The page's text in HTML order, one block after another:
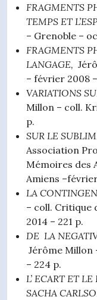
FRAGMENTS
TEMPS ET
– Grenoble –
FRAGMENTS
LANGAGE,
– février 2008
VARIATIONS
Millon – coll.
p.
SUR LE
Association
Mémoires des
Amiens
LA
– coll. Critique
2014 – 221 p.
DE LA
Jérôme Millon
– 224 p.
L’ ECART ET
SACHA